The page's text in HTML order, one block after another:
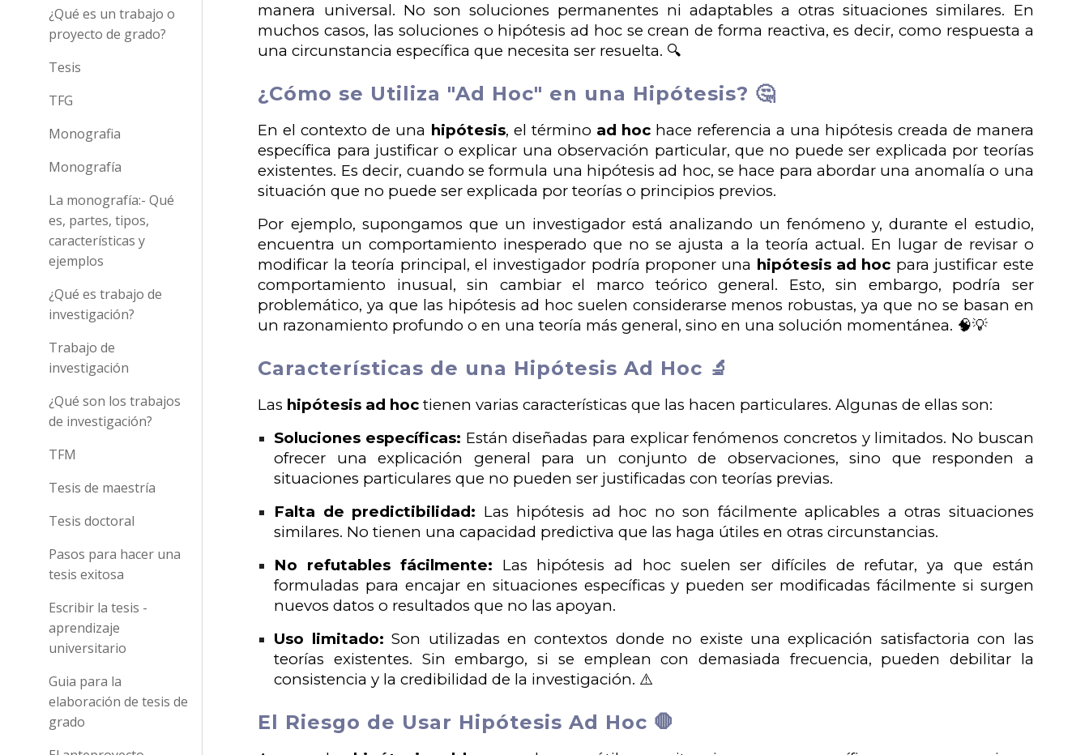
¿Qué es un trabajo o
proyecto de grado?
Tesis
TFG
Monografia
Monografía
La monografía:- Qué
es, partes, tipos,
características y
ejemplos
¿Qué es trabajo de
investigación?
Trabajo de
investigación
¿Qué son los trabajos
de investigación?
TFM
Tesis de maestría
Tesis doctoral
Pasos para hacer una
tesis exitosa
Escribir la tesis -
aprendizaje
universitario
Guia para la
elaboración de tesis de
grado
manera universal. No son soluciones permanentes ni adaptables a otras situaciones similares. En
muchos casos, las soluciones o hipótesis ad hoc se crean de forma reactiva, es decir, como respuesta a
una circunstancia específica que necesita ser resuelta. 🔍
¿Cómo se Utiliza "Ad Hoc" en una Hipótesis? 🤔
En el contexto de una hipótesis, el término ad hochace referencia a una hipótesis creada de manera
específica para justificar o explicar una observación particular, que no puede ser explicada por teorías
existentes. Es decir, cuando se formula una hipótesis ad hoc, se hace para abordar una anomalía o una
situación que no puede ser explicada por teorías o principios previos.
Por ejemplo, supongamos que un investigador está analizando un fenómeno y, durante el estudio,
encuentra un comportamiento inesperado que no se ajusta a la teoría actual. En lugar de revisar o
modificar la teoría principal, el investigador podría proponer una hipótesis ad hoc para justificar este
comportamiento inusual, sin cambiar el marco teórico general. Esto, sin embargo, podría ser
problemático, ya que las hipótesis ad hoc suelen considerarse menos robustas, ya que no se basan en
un razonamiento profundo o en una teoría más general, sino en una solución momentánea. 🧠💡
Características de una Hipótesis Ad Hoc 🔬
Las hipótesis ad hoc tienen varias características que las hacen particulares. Algunas de ellas son:
Soluciones específicas: Están diseñadas para explicar fenómenos concretos y limitados. No buscan
ofrecer una explicación general para un conjunto de observaciones, sino que responden a
situaciones particulares que no pueden ser justificadas con teorías previas.
Falta de predictibilidad: Las hipótesis ad hoc no son fácilmente aplicables a otras situaciones
similares. No tienen una capacidad predictiva que las haga útiles en otras circunstancias.
No refutables fácilmente: Las hipótesis ad hoc suelen ser difíciles de refutar, ya que están
formuladas para encajar en situaciones específicas y pueden ser modificadas fácilmente si surgen
nuevos datos o resultados que no las apoyan.
Uso limitado: Son utilizadas en contextos donde no existe una explicación satisfactoria con las
teorías existentes. Sin embargo, si se emplean con demasiada frecuencia, pueden debilitar la
consistencia y la credibilidad de la investigación. ⚠️
El Riesgo de Usar Hipótesis Ad Hoc 🛑